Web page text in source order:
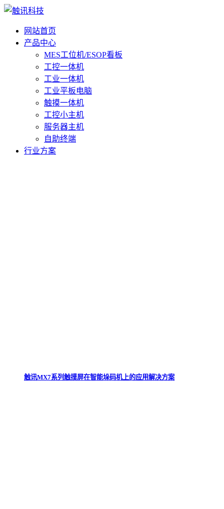
网站首页
产品中心
MES工位机/ESOP看板
工控一体机
工业一体机
工业平板电脑
触摸一体机
工控小主机
服务器主机
自助终端
行业方案
触讯MX7系列触摸屏在智能垛码机上的应用解决方案